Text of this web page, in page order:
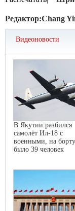
Редактор:Chang
Видеоновости
В Якутии разбился
самолёт Ил-18 с
военными, на борту
было 39 человек